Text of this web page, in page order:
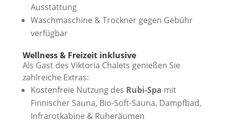
Ausstattung
Waschmaschine & Trockner gegen Gebühr
verfügbar
Wellness & Freizeit inklusive
Als Gast des Viktoria Chalets genießen Sie
zahlreiche Extras:
Kostenfreie Nutzung des Rubi-Spa mit
Finnischer Sauna, Bio-Soft-Sauna, Dampfbad,
Infrarotkabine & Ruheräumen